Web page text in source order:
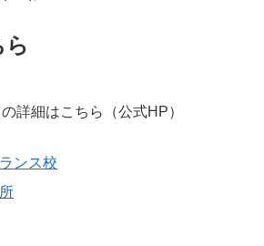
詳細はこちら（公式HP）
ンス校